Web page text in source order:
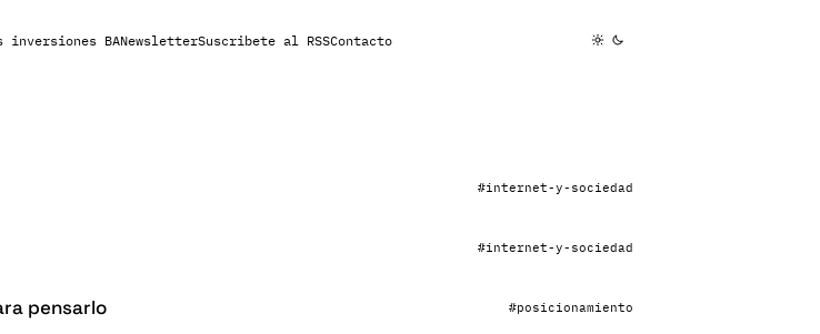
inversiones BANewsletterSuscribete al RSSContacto
#internet-y-sociedad
#internet-y-sociedad
pensarlo #posicionamiento